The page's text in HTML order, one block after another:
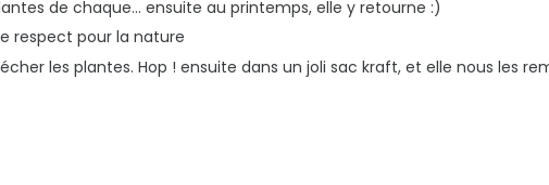
de chaque... ensuite au printemps, elle y retourne :)
respect pour la nature
les plantes. Hop ! ensuite dans un joli sac kraft, et elle nous les